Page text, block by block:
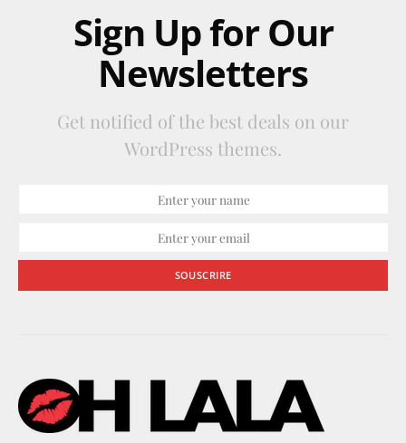
Sign Up for Our
Newsletters
Get notified of the best deals on our
WordPress themes.
SOUSCRIRE